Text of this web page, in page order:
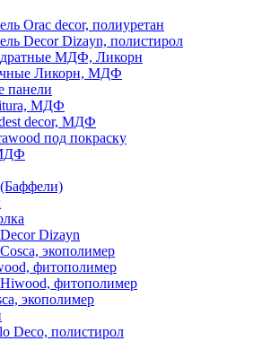
Orac decor, полиуретан
Decor Dizayn, полистирол
МДФ, Ликорн
Ликорн, МДФ
панели
МДФ
decor, МДФ
под покраску
Dizayn
экополимер
фитополимер
фитополимер
экополимер
Deco, полистирол